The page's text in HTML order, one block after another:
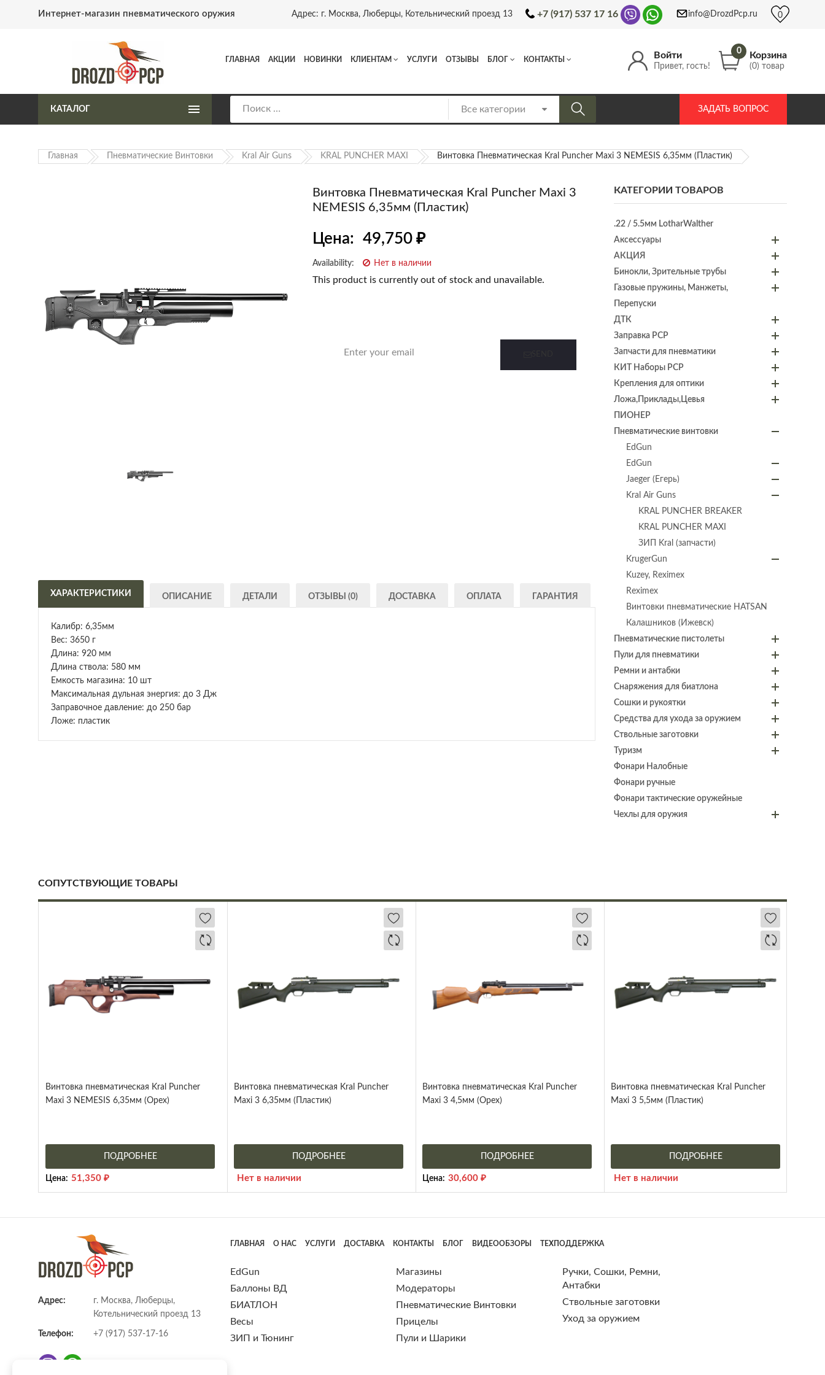
Интернет-магазин пневматического оружия Адрес: г. Москва, Люберцы, Котельнический проезд 13 +7 (917) 537 17 16 info@DrozdPcp.ru 0
Войти
Привет, гость!
0 Корзина
(0) товар
ГЛАВНАЯ АКЦИИ НОВИНКИ КЛИЕНТАМ УСЛУГИ ОТЗЫВЫ БЛОГ КОНТАКТЫ
КАТАЛОГ ЗАДАТЬ ВОПРОС
Главная Пневматические Винтовки Kral Air Guns KRAL PUNCHER MAXI Винтовка Пневматическая Kral Puncher Maxi 3 NEMESIS 6,35мм (Пластик)
Винтовка Пневматическая Kral Puncher Maxi 3
NEMESIS 6,35мм (Пластик)
Цена: 49,750 ₽
Availability: Нет в наличии
This product is currently out of stock and unavailable.
ХАРАКТЕРИСТИКИ ОПИСАНИЕ ДЕТАЛИ ОТЗЫВЫ (0) ДОСТАВКА ОПЛАТА ГАРАНТИЯ
Калибр: 6,35мм
Вес: 3650 г
Длина: 920 мм
Длина ствола: 580 мм
Емкость магазина: 10 шт
Максимальная дульная энергия: до 3 Дж
Заправочное давление: до 250 бар
Ложе: пластик
КАТЕГОРИИ ТОВАРОВ
.22 / 5.5мм LotharWalther
Аксессуары
АКЦИЯ
Бинокли, Зрительные трубы
Газовые пружины, Манжеты,
Перепуски
ДТК
Заправка PCP
Запчасти для пневматики
КИТ Наборы PCP
Крепления для оптики
Ложа,Приклады,Цевья
ПИОНЕР
Пневматические винтовки
EdGun
EdGun
Jaeger (Егерь)
Kral Air Guns
KRAL PUNCHER BREAKER
KRAL PUNCHER MAXI
ЗИП Kral (запчасти)
KrugerGun
Kuzey, Reximex
Reximex
Винтовки пневматические HATSAN
Калашников (Ижевск)
Пневматические пистолеты
Пули для пневматики
Ремни и антабки
Снаряжения для биатлона
Сошки и рукоятки
Средства для ухода за оружием
Ствольные заготовки
Туризм
Фонари Налобные
Фонари ручные
Фонари тактические оружейные
Чехлы для оружия
СОПУТСТВУЮЩИЕ ТОВАРЫ
Винтовка пневматическая Kral Puncher
Maxi 3 NEMESIS 6,35мм (Орех)
ПОДРОБНЕЕ
Цена: 51,350 ₽
Винтовка пневматическая Kral Puncher
Maxi 3 6,35мм (Пластик)
ПОДРОБНЕЕ
Нет в наличии
Винтовка пневматическая Kral Puncher
Maxi 3 4,5мм (Орех)
ПОДРОБНЕЕ
Цена: 30,600 ₽
Винтовка пневматическая Kral Puncher
Maxi 3 5,5мм (Пластик)
ПОДРОБНЕЕ
Нет в наличии
Адрес:
г. Москва, Люберцы,
Котельнический проезд 13
Телефон: +7 (917) 537-17-16
ГЛАВНАЯ О НАС УСЛУГИ ДОСТАВКА КОНТАКТЫ БЛОГ ВИДЕООБЗОРЫ ТЕХПОДДЕРЖКА
EdGun
Баллоны ВД
БИАТЛОН
Весы
ЗИП и Тюнинг
Магазины
Модераторы
Пневматические Винтовки
Прицелы
Пули и Шарики
Ручки, Сошки, Ремни,
Антабки
Ствольные заготовки
Уход за оружием